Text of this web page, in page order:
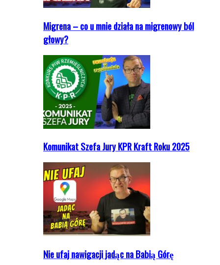
Migrena – co u mnie działa na migrenowy ból
głowy?
Komunikat Szefa Jury KPR Kraft Roku 2025
Nie ufaj nawigacji jadąc na Babią Górę